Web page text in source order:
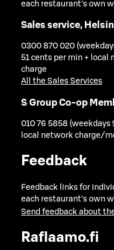
each restaurant's own
Sales service,
0300 870 020
51 cents per min + local
charge
All the Sales Services
S Group Co-op
010 76 5858 (weekdays
local network charge/
Feedback
Feedback links for
each restaurant's own
Send feedback about
Raflaamo.fi